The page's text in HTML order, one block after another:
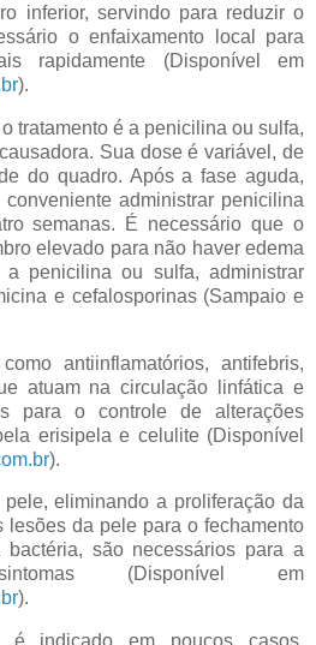
inferior, servindo para reduzir o
o enfaixamento local para
rapidamente (Disponível em
).
tratamento é a penicilina ou sulfa,
Sua dose é variável, de
do quadro. Após a fase aguda,
administrar penicilina
semanas. É necessário que o
elevado para não haver edema
penicilina ou sulfa, administrar
e cefalosporinas (Sampaio e
antiinflamatórios, antifebris,
atuam na circulação linfática e
para o controle de alterações
erisipela e celulite (Disponível
).
eliminando a proliferação da
lesões da pele para o fechamento
são necessários para a
(Disponível em
).